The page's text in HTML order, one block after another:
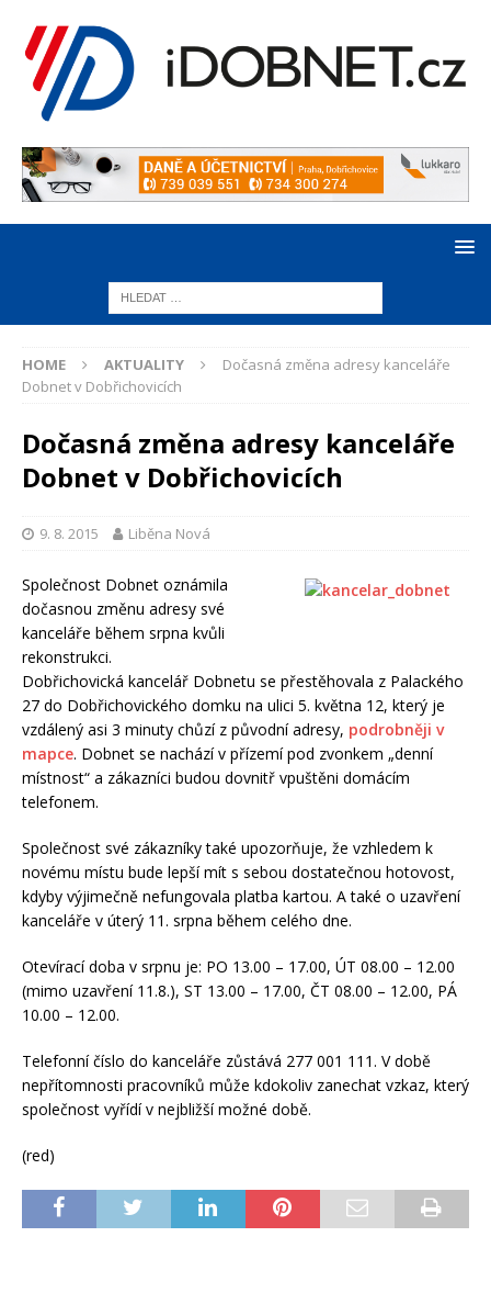
HOME AKTUALITY
Dočasná změna adresy kanceláře
Dobnet v Dobřichovicích
Dočasná změna adresy kanceláře
Dobnet v Dobřichovicích
9. 8. 2015 Liběna Nová
Společnost Dobnet oznámila
dočasnou změnu adresy své
kanceláře během srpna kvůli
rekonstrukci.
Dobřichovická kancelář Dobnetu se přestěhovala z Palackého
27 do Dobřichovického domku na ulici 5. května 12, který je
vzdálený asi 3 minuty chůzí z původní adresy, podrobněji v
mapce. Dobnet se nachází v přízemí pod zvonkem „denní
místnost“ a zákazníci budou dovnitř vpuštěni domácím
telefonem.
Společnost své zákazníky také upozorňuje, že vzhledem k
novému místu bude lepší mít s sebou dostatečnou hotovost,
kdyby výjimečně nefungovala platba kartou. A také o uzavření
kanceláře v úterý 11. srpna během celého dne.
Otevírací doba v srpnu je: PO 13.00 – 17.00, ÚT 08.00 – 12.00
(mimo uzavření 11.8.), ST 13.00 – 17.00, ČT 08.00 – 12.00, PÁ
10.00 – 12.00.
Telefonní číslo do kanceláře zůstává 277 001 111. V době
nepřítomnosti pracovníků může kdokoliv zanechat vzkaz, který
společnost vyřídí v nejbližší možné době.
(red)